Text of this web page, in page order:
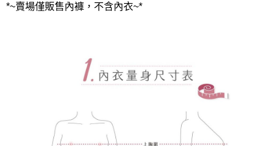
*~賣場僅販售內褲，不含內衣~*